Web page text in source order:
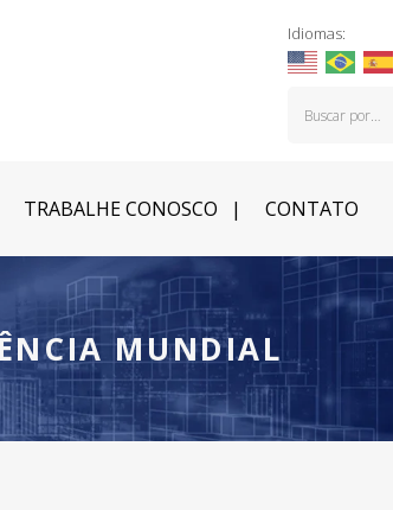
Idiomas:
TRABALHE CONOSCO CONTATO
MUNDIAL